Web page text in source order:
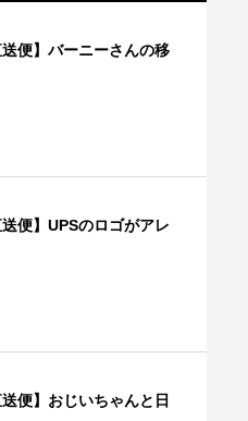
送便】バーニーさんの移
送便】UPSのロゴがアレ
送便】おじいちゃんと日